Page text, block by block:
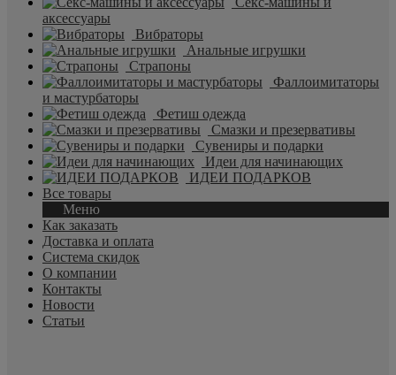
аксессуары
Вибраторы
Анальные игрушки
Страпоны
Фаллоимитаторы
и мастурбаторы
Фетиш одежда
Смазки и презервативы
Сувениры и подарки
Идеи для начинающих
ИДЕИ ПОДАРКОВ
Все товары
Меню
Как заказать
Доставка и оплата
Система скидок
О компании
Контакты
Новости
Статьи